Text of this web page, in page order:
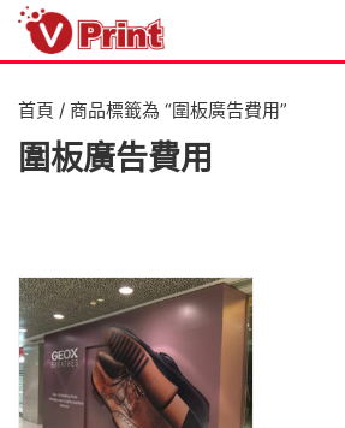
首頁 / 商品標籤為 “圍板廣告費用”
圍板廣告費用